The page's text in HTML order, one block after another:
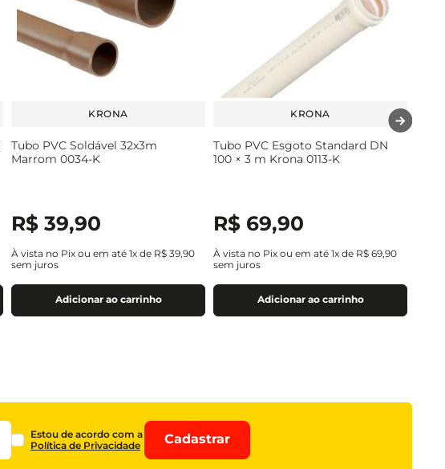
KRONA
Tubo PVC Soldável 32x3m
Marrom 0034-K
R$ 39,90
À vista no Pix ou em até 1x de R$ 39,90
sem juros
Adicionar ao carrinho
KRONA
Tubo PVC Esgoto Standard DN
100 × 3 m Krona 0113-K
R$ 69,90
À vista no Pix ou em até 1x de R$ 69,90
sem juros
Adicionar ao carrinho
Estou de acordo com a
Política de Privacidade
Cadastrar